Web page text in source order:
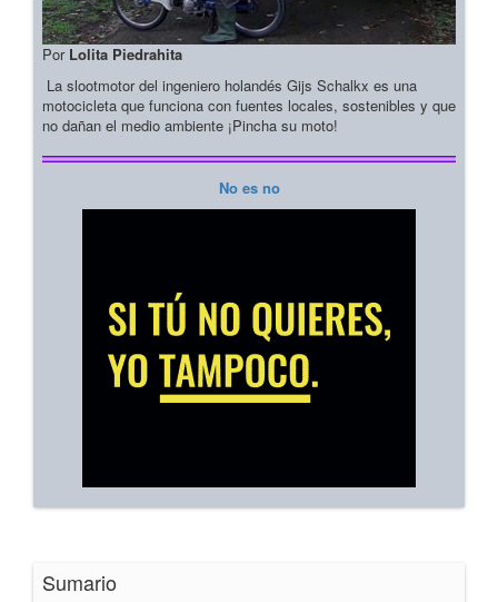
Por Lolita Piedrahita
La slootmotor del ingeniero holandés Gijs Schalkx es una
motocicleta que funciona con fuentes locales, sostenibles y que
no dañan el medio ambiente ¡Pincha su moto!
No es no
Sumario